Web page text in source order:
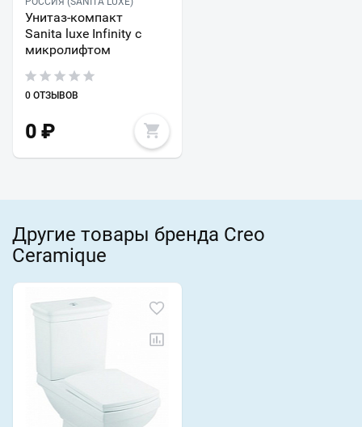
Унитаз-компакт
Sanita luxe Infinity с
микролифтом
0 ОТЗЫВОВ
0 ₽
Другие товары бренда Creo
Ceramique